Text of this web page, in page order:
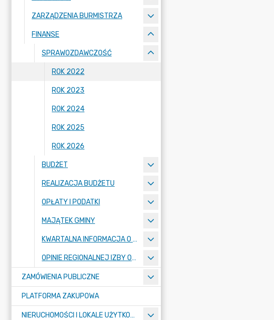
ZARZĄDZENIA BURMISTRZA
FINANSE
SPRAWOZDAWCZOŚĆ
ROK 2022
ROK 2023
ROK 2024
ROK 2025
ROK 2026
BUDŻET
REALIZACJA BUDŻETU
OPŁATY I PODATKI
MAJĄTEK GMINY
KWARTALNA INFORMACJA O WYKONANIU BUDŻETU GMINY MOGILNO
OPINIE REGIONALNEJ IZBY OBRACHUNKOWEJ
ZAMÓWIENIA PUBLICZNE
PLATFORMA ZAKUPOWA
NIERUCHOMOŚCI I LOKALE UŻYTKOWE